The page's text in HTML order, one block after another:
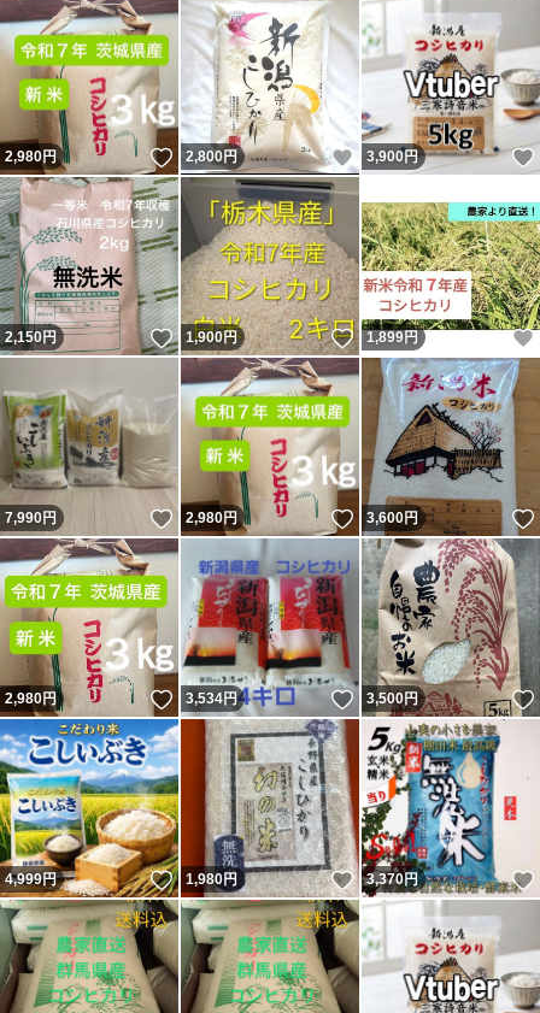
2,980円 いいね！
2,800円 いいね！
3,900円
2,150円 いいね！
1,900円 いいね！
1,899円
7,990円 いいね！
2,980円 いいね！
3,600円
2,980円 いいね！
3,534円 いいね！
3,500円
4,999円 いいね！
1,980円 いいね！
3,370円